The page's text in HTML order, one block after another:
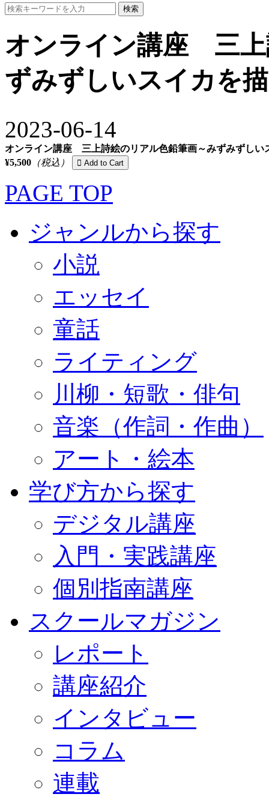
検索
オンライン講座 三上
ずみずしいスイカを
2023-06-14
オンライン講座 三上詩絵のリアル色鉛筆画～みずみずしい
¥5,500 （税込）
PAGE TOP
ジャンルから探す
小説
エッセイ
童話
ライティング
川柳・短歌・俳句
音楽（作詞・作曲）
アート・絵本
学び方から探す
デジタル講座
入門・実践講座
個別指南講座
スクールマガジン
レポート
講座紹介
インタビュー
コラム
連載